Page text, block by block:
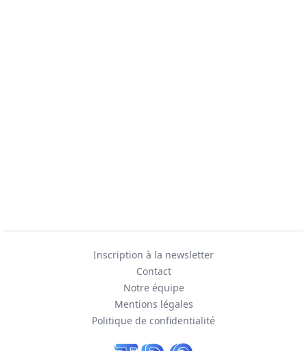
Inscription à la newsletter
Contact
Notre équipe
Mentions légales
Politique de confidentialité